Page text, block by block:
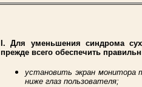
I. Для уменьшения синдрома
прежде всего обеспечить
установить экран монитора
ниже глаз пользователя;